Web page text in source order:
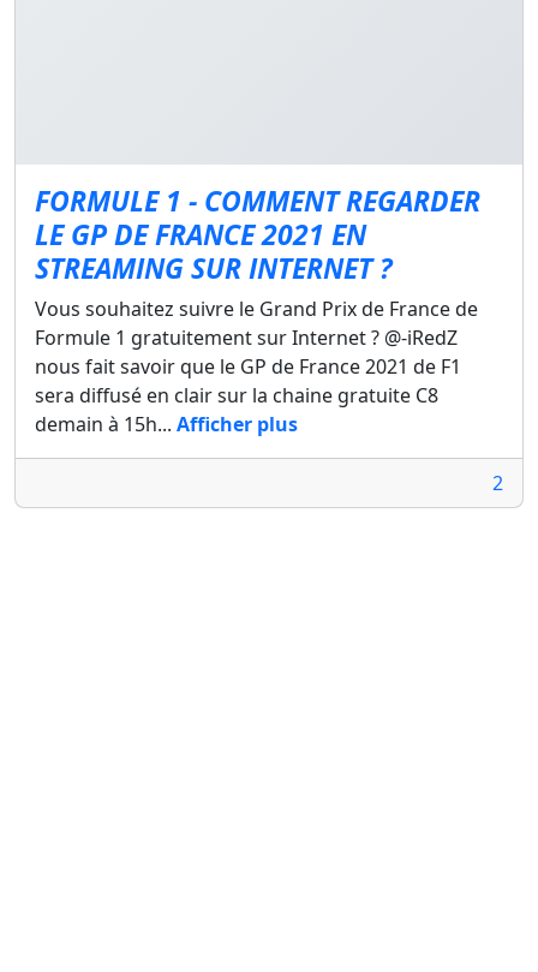
FORMULE 1 - COMMENT REGARDER
LE GP DE FRANCE 2021 EN
STREAMING SUR INTERNET ?
Vous souhaitez suivre le Grand Prix de France de
Formule 1 gratuitement sur Internet ? @-iRedZ
nous fait savoir que le GP de France 2021 de F1
sera diffusé en clair sur la chaine gratuite C8
demain à 15h... Afficher plus
2